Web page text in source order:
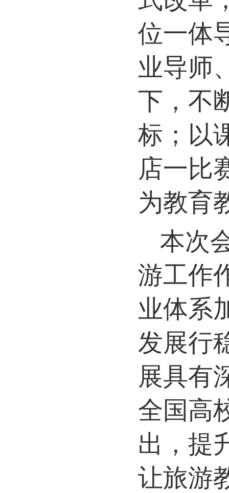
位一体
业导师
下，不
标；以
店一比
为教育
本次
游工作
业体系
发展行
展具有
全国高
出，提
让旅游